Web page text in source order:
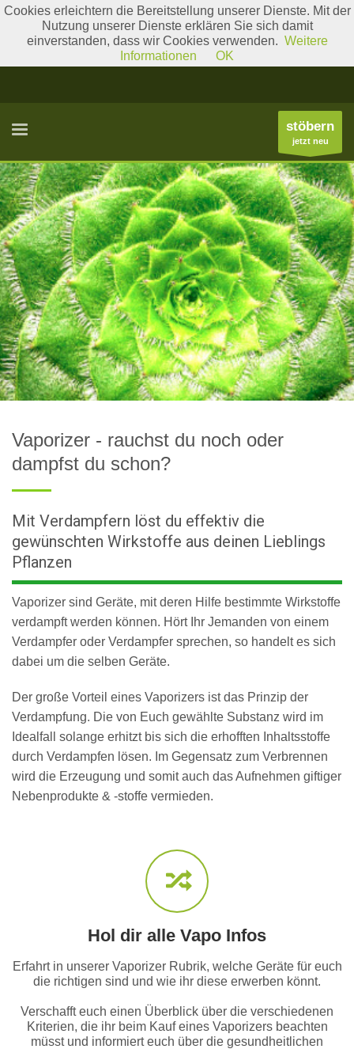
Literatur Gattungslisten
stöbern
jetzt neu
Vaporizer - rauchst du noch oder
dampfst du schon?
Mit Verdampfern löst du effektiv die
gewünschten Wirkstoffe aus deinen Lieblings
Pflanzen
Vaporizer sind Geräte, mit deren Hilfe bestimmte Wirkstoffe
verdampft werden können. Hört Ihr Jemanden von einem
Verdampfer oder Verdampfer sprechen, so handelt es sich
dabei um die selben Geräte.
Der große Vorteil eines Vaporizers ist das Prinzip der
Verdampfung. Die von Euch gewählte Substanz wird im
Idealfall solange erhitzt bis sich die erhofften Inhaltsstoffe
durch Verdampfen lösen. Im Gegensatz zum Verbrennen
wird die Erzeugung und somit auch das Aufnehmen giftiger
Nebenprodukte & -stoffe vermieden.
Hol dir alle Vapo Infos
Erfahrt in unserer Vaporizer Rubrik, welche Geräte für euch
die richtigen sind und wie ihr diese erwerben könnt.
Verschafft euch einen Überblick über die verschiedenen
Kriterien, die ihr beim Kauf eines Vaporizers beachten
müsst und informiert euch über die gesundheitlichen
Cookies erleichtern die Bereitstellung unserer Dienste. Mit der
Nutzung unserer Dienste erklären Sie sich damit
einverstanden, dass wir Cookies verwenden. Weitere
Informationen
OK